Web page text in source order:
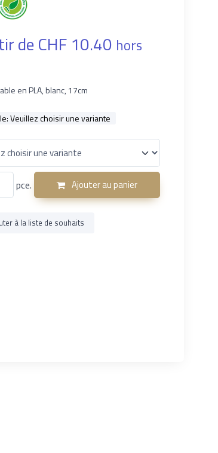
de CHF 10.40 hors
en PLA, blanc, 17cm
Veuillez choisir une variante
pce. Ajouter au panier
à la liste de souhaits